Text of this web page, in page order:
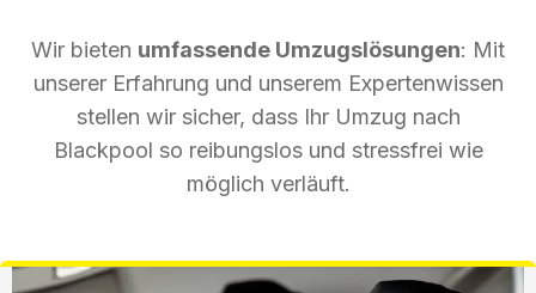
Wir bieten umfassende Umzugslösungen: Mit
unserer Erfahrung und unserem Expertenwissen
stellen wir sicher, dass Ihr Umzug nach
Blackpool so reibungslos und stressfrei wie
möglich verläuft.